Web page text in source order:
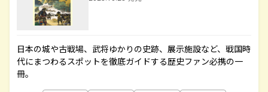
日本の城や古戦場、武将ゆかりの史跡、展示施設など、戦国時
代にまつわるスポットを徹底ガイドする歴史ファン必携の一
冊。